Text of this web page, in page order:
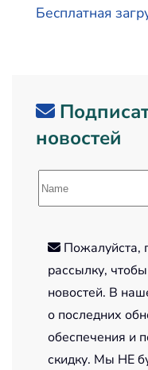
Бесплатная
новостей
Пожалуйста,
рассылку,
новостей. В
о последних
обеспечения и
скидку. Мы НЕ